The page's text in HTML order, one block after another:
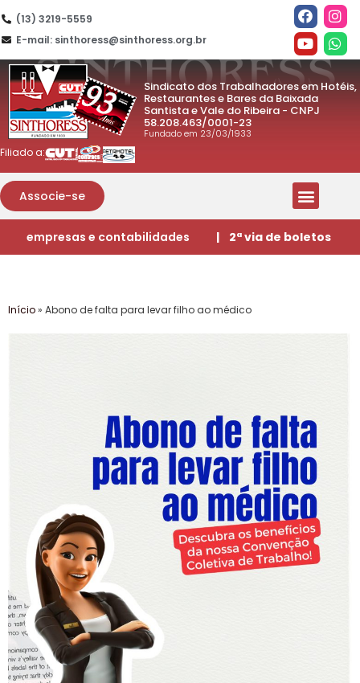
(13) 3219-5559
E-mail: sinthoress@sinthoress.org.br
Sindicato dos Trabalhadores em Hotéis,
Restaurantes e Bares da Baixada
Santista e Vale do Ribeira - CNPJ
58.208.463/0001-23
Fundado em 23/03/1933
Filiado a:
Associe-se
empresas e contabilidades | 2ª via de boletos
Início» Abono de falta para levar filho ao médico